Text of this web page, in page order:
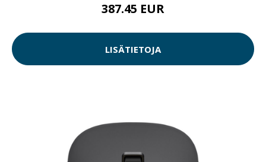
387.45 EUR
LISÄTIETOJA